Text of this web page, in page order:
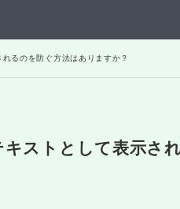
るのを防ぐ方法はありますか？
ストとして表示さ